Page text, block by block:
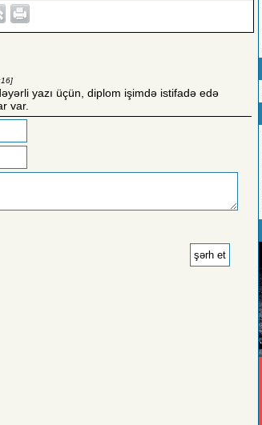
yazı üçün, diplom işimdə istifadə edə
var.